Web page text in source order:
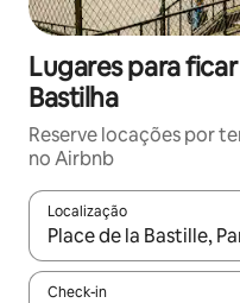
Lugares para
Bastilha
Reserve locações por
no Airbnb
Localização
Quando os resultados
Check-in